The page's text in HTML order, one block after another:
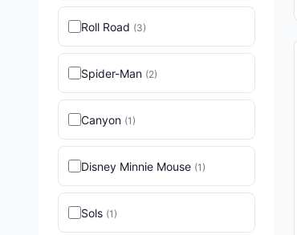
Roll Road (3)
Spider-Man (2)
Canyon (1)
Disney Minnie Mouse (1)
Sols (1)